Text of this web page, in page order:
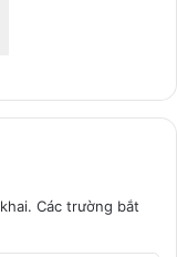
Các trường bắt